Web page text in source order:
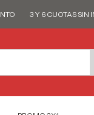
3 Y 6 CUOTAS SIN